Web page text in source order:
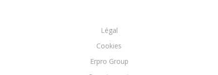
Légal
Cookies
Erpro Group